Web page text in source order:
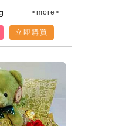
<more>
立即購買